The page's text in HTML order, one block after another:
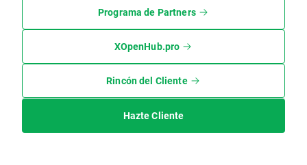
Programa de Partners
XOpenHub.pro
Rincón del Cliente
Hazte Cliente